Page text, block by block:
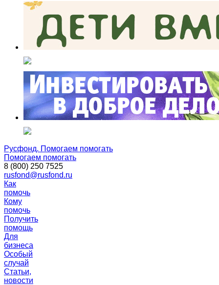
Русфонд. Помогаем помогать
Помогаем помогать
8 (800) 250 7525
rusfond@rusfond.ru
Как
помочь
Кому
помочь
Получить
помощь
Для
бизнеса
Особый
случай
Статьи,
новости